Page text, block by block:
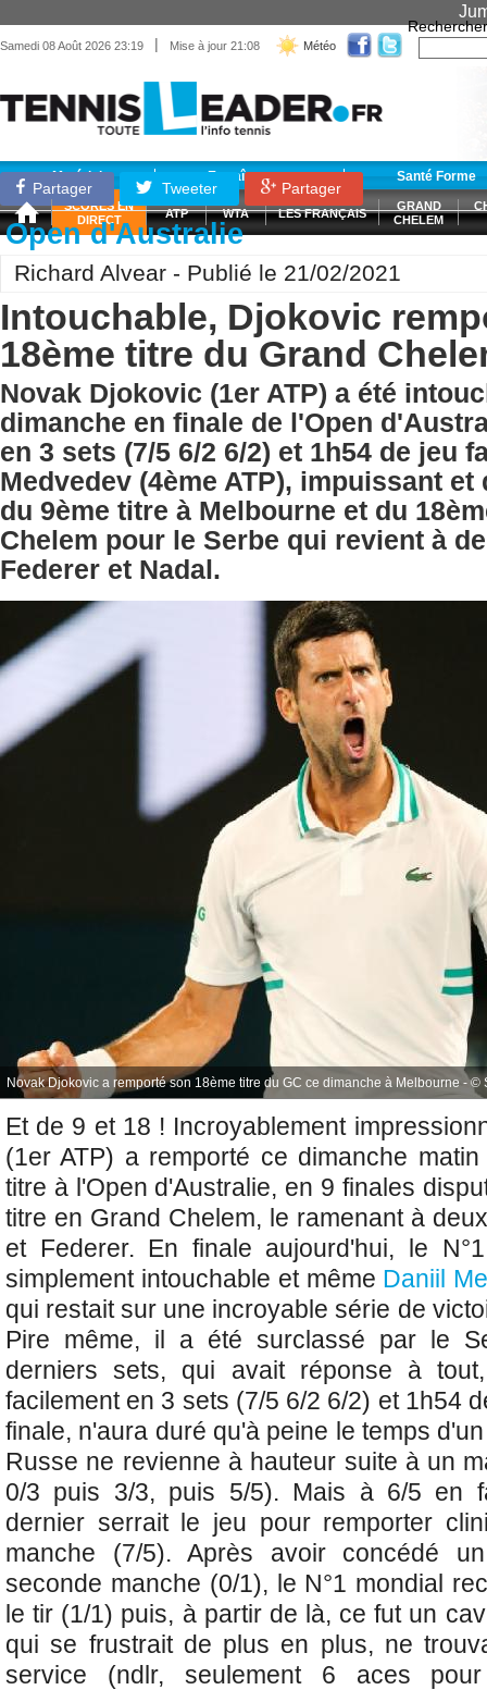
Samedi 08 Août 2026 23:19 | Mise à jour 21:08 Météo
Rechercher
Matériel Entraînement Santé Forme
SCORES EN
DIRECT
ATP WTA LES FRANÇAIS
GRAND
CHELEM
Partager Tweeter Partager
Open d'Australie
Richard Alvear - Publié le 21/02/2021
Intouchable, Djokovic
18ème titre du Grand
Novak Djokovic (1er ATP) a été
dimanche en finale de l'Open
en 3 sets (7/5 6/2 6/2) et 1h54 de jeu
Medvedev (4ème ATP), impuissant
du 9ème titre à Melbourne et du
Chelem pour le Serbe qui revient à
Federer et Nadal.
Novak Djokovic a remporté son 18ème titre du GC ce dimanche à Melbourne - ©
Et de 9 et 18 ! Incroyablement
(1er ATP) a remporté ce dimanche
titre à l'Open d'Australie, en 9 finales
titre en Grand Chelem, le ramenant à
et Federer. En finale aujourd'hui, le
simplement intouchable et même Daniil
qui restait sur une incroyable série de
Pire même, il a été surclassé par le
derniers sets, qui avait réponse à
facilement en 3 sets (7/5 6/2 6/2) et 1h54
finale, n'aura duré qu'à peine le temps
Russe ne revienne à hauteur suite à un
0/3 puis 3/3, puis 5/5). Mais à 6/5 en
dernier serrait le jeu pour remporter
manche (7/5). Après avoir concédé
seconde manche (0/1), le N°1 mondial
le tir (1/1) puis, à partir de là, ce fut un
qui se frustrait de plus en plus, ne
service (ndlr, seulement 6 aces